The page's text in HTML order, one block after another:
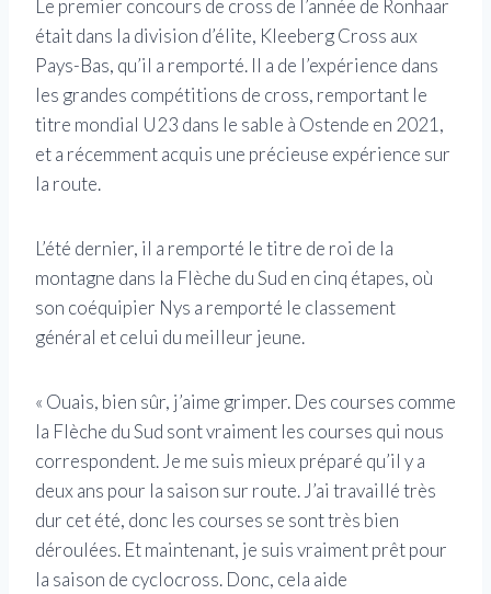
Le premier concours de cross de l’année de Ronhaar
était dans la division d’élite, Kleeberg Cross aux
Pays-Bas, qu’il a remporté. Il a de l’expérience dans
les grandes compétitions de cross, remportant le
titre mondial U23 dans le sable à Ostende en 2021,
et a récemment acquis une précieuse expérience sur
la route.
L’été dernier, il a remporté le titre de roi de la
montagne dans la Flèche du Sud en cinq étapes, où
son coéquipier Nys a remporté le classement
général et celui du meilleur jeune.
« Ouais, bien sûr, j’aime grimper. Des courses comme
la Flèche du Sud sont vraiment les courses qui nous
correspondent. Je me suis mieux préparé qu’il y a
deux ans pour la saison sur route. J’ai travaillé très
dur cet été, donc les courses se sont très bien
déroulées. Et maintenant, je suis vraiment prêt pour
la saison de cyclocross. Donc, cela aide